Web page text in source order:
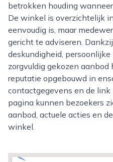
betrokken houding
De winkel is overzichtelijk
eenvoudig is, maar
gericht te adviseren.
deskundigheid,
zorgvuldig gekozen
reputatie opgebouwd in
contactgegevens en de
pagina kunnen bezoekers
aanbod, actuele acties en
winkel.